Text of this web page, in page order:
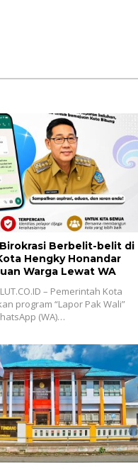
Berbelit-belit di
Hengky Honandar
Warga Lewat WA
– Pemerintah Kota
program “Lapor Pak Wali”
(WA)…